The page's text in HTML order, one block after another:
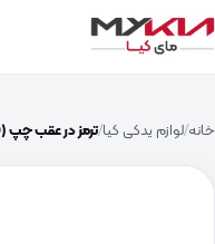
خانه لوازم یدکی کیا ترمز در عقب چپ (794802T000)